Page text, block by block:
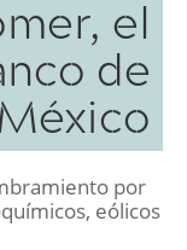
el
de
por
eólicos